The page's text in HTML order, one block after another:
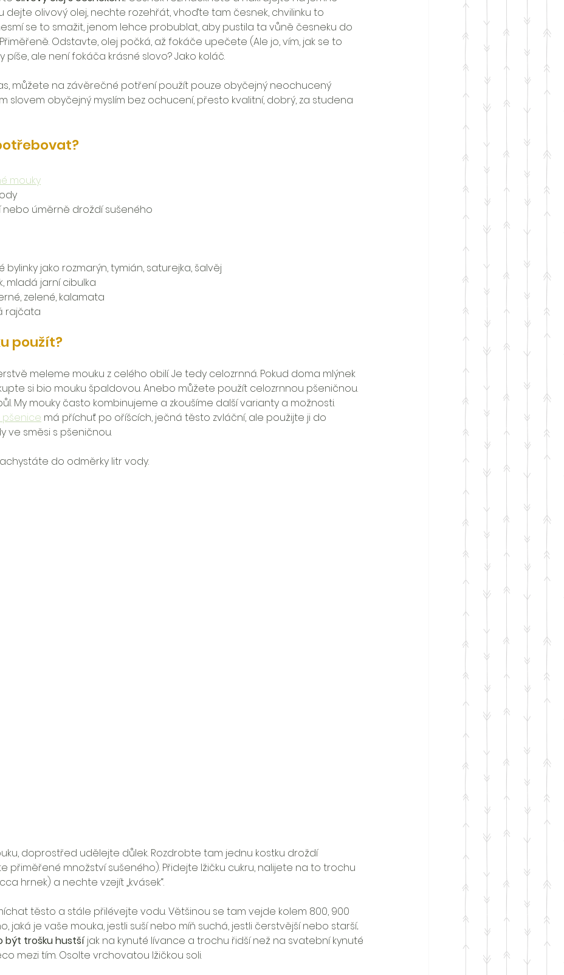
dejte olivový olej, nechte rozehřát, vhoďte tam česnek, chvilinku to
se to smažit, jenom lehce probublat, aby pustila ta vůně česneku do
Odstavte, olej počká, až fokáče upečete (Ale jo, vím, jak se to
píše, ale není fokáča krásné slovo? Jako koláč.
můžete na závěrečné potření použít pouze obyčejný neochucený
slovem obyčejný myslím bez ochucení, přesto kvalitní, dobrý, za studena
mouky
nebo úměrně droždí sušeného
bylinky jako rozmarýn, tymián, saturejka, šalvěj
mladá jarní cibulka
zelené, kalamata
rajčata
použít?
meleme mouku z celého obilí. Je tedy celozrnná. Pokud doma mlýnek
si bio mouku špaldovou. Anebo můžete použít celozrnnou pšeničnou.
My mouky často kombinujeme a zkoušíme další varianty a možnosti.
pšenice má příchuť po oříšcích, ječná těsto zvláční, ale použijte ji do
ve směsi s pšeničnou.
do odměrky litr vody.
doprostřed udělejte důlek. Rozdrobte tam jednu kostku droždí
přiměřené množství sušeného). Přidejte lžičku cukru, nalijete na to trochu
hrnek) a nechte vzejít „kvásek“.
těsto a stále přilévejte vodu. Většinou se tam vejde kolem 800, 900
jaká je vaše mouka, jestli suší nebo míň suchá, jestli čerstvější nebo starší.
být trošku hustší jak na kynuté lívance a trochu řidší než na svatební kynuté
mezi tím. Osolte vrchovatou lžičkou soli.